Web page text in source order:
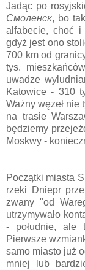
Jadąc po
Смоленск, bo
alfabecie, choć i
gdyż jest ono
700 km od
tys.
uwadze
Katowice - 310
Ważny węzeł
na trasie
będziemy
Moskwy -
Początki miasta
rzeki Dniepr
zwany "od
utrzymywało
- południe, ale
Pierwsze
samo miasto już
mniej lub